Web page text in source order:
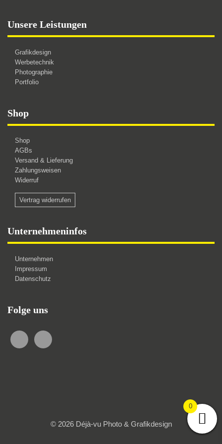
Unsere Leistungen
Grafikdesign
Werbetechnik
Photographie
Portfolio
Shop
Shop
AGBs
Versand & Lieferung
Zahlungsweisen
Widerruf
Vertrag widerrufen
Unternehmeninfos
Unternehmen
Impressum
Datenschutz
Folge uns
© 2026 Déjà-vu Photo & Grafikdesign
0